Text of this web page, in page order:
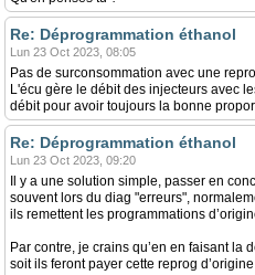
Re: Déprogrammation éthanol
Lun 23 Oct 2023, 08:05
Pas de surconsommation avec une
L'écu gère le débit des injecteurs avec
débit pour avoir toujours la bonne
Re: Déprogrammation éthanol
Lun 23 Oct 2023, 09:20
Il y a une solution simple, passer en
souvent lors du diag "erreurs",
ils remettent les programmations
Par contre, je crains qu’en en faisant la
soit ils feront payer cette reprog